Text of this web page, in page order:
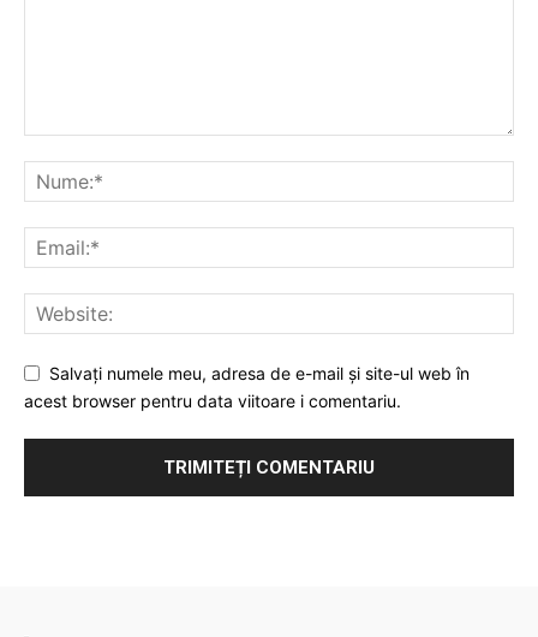
Salvați numele meu, adresa de e-mail și site-ul web în
acest browser pentru data viitoare i comentariu.